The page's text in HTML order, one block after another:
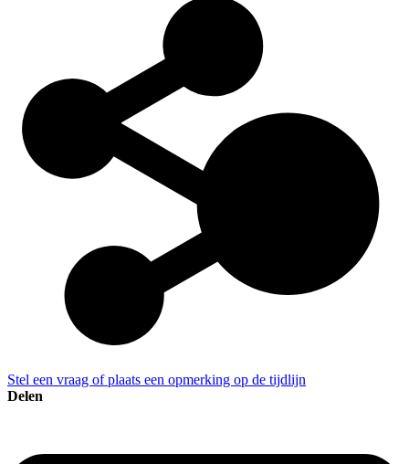
Stel een vraag of plaats een opmerking op de tijdlijn
Delen